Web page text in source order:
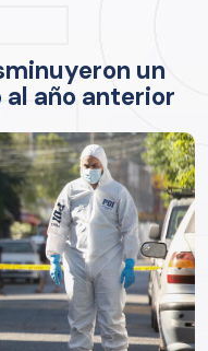
un
año anterior